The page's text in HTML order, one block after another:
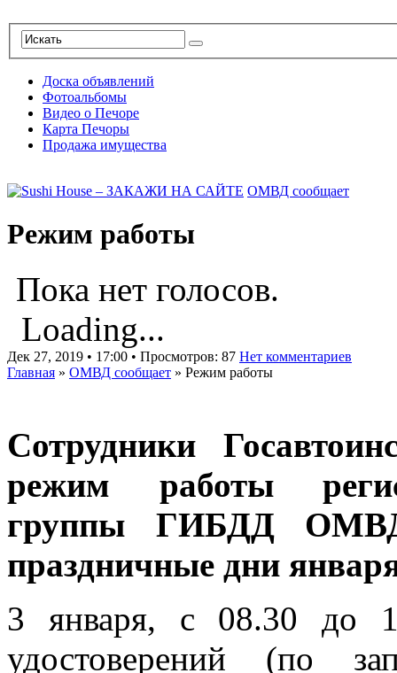
Доска объявлений
Фотоальбомы
Видео о Печоре
Карта Печоры
Продажа имущества
ОМВД сообщает
Режим работы
Пока нет голосов.
Loading...
Дек 27, 2019 • 17:00 • Просмотров: 87 Нет комментариев
Главная » ОМВД сообщает » Режим работы
Сотрудники
режим работы
группы ГИБДД
праздничные дни
3 января, с 08.30 до
удостоверений (по